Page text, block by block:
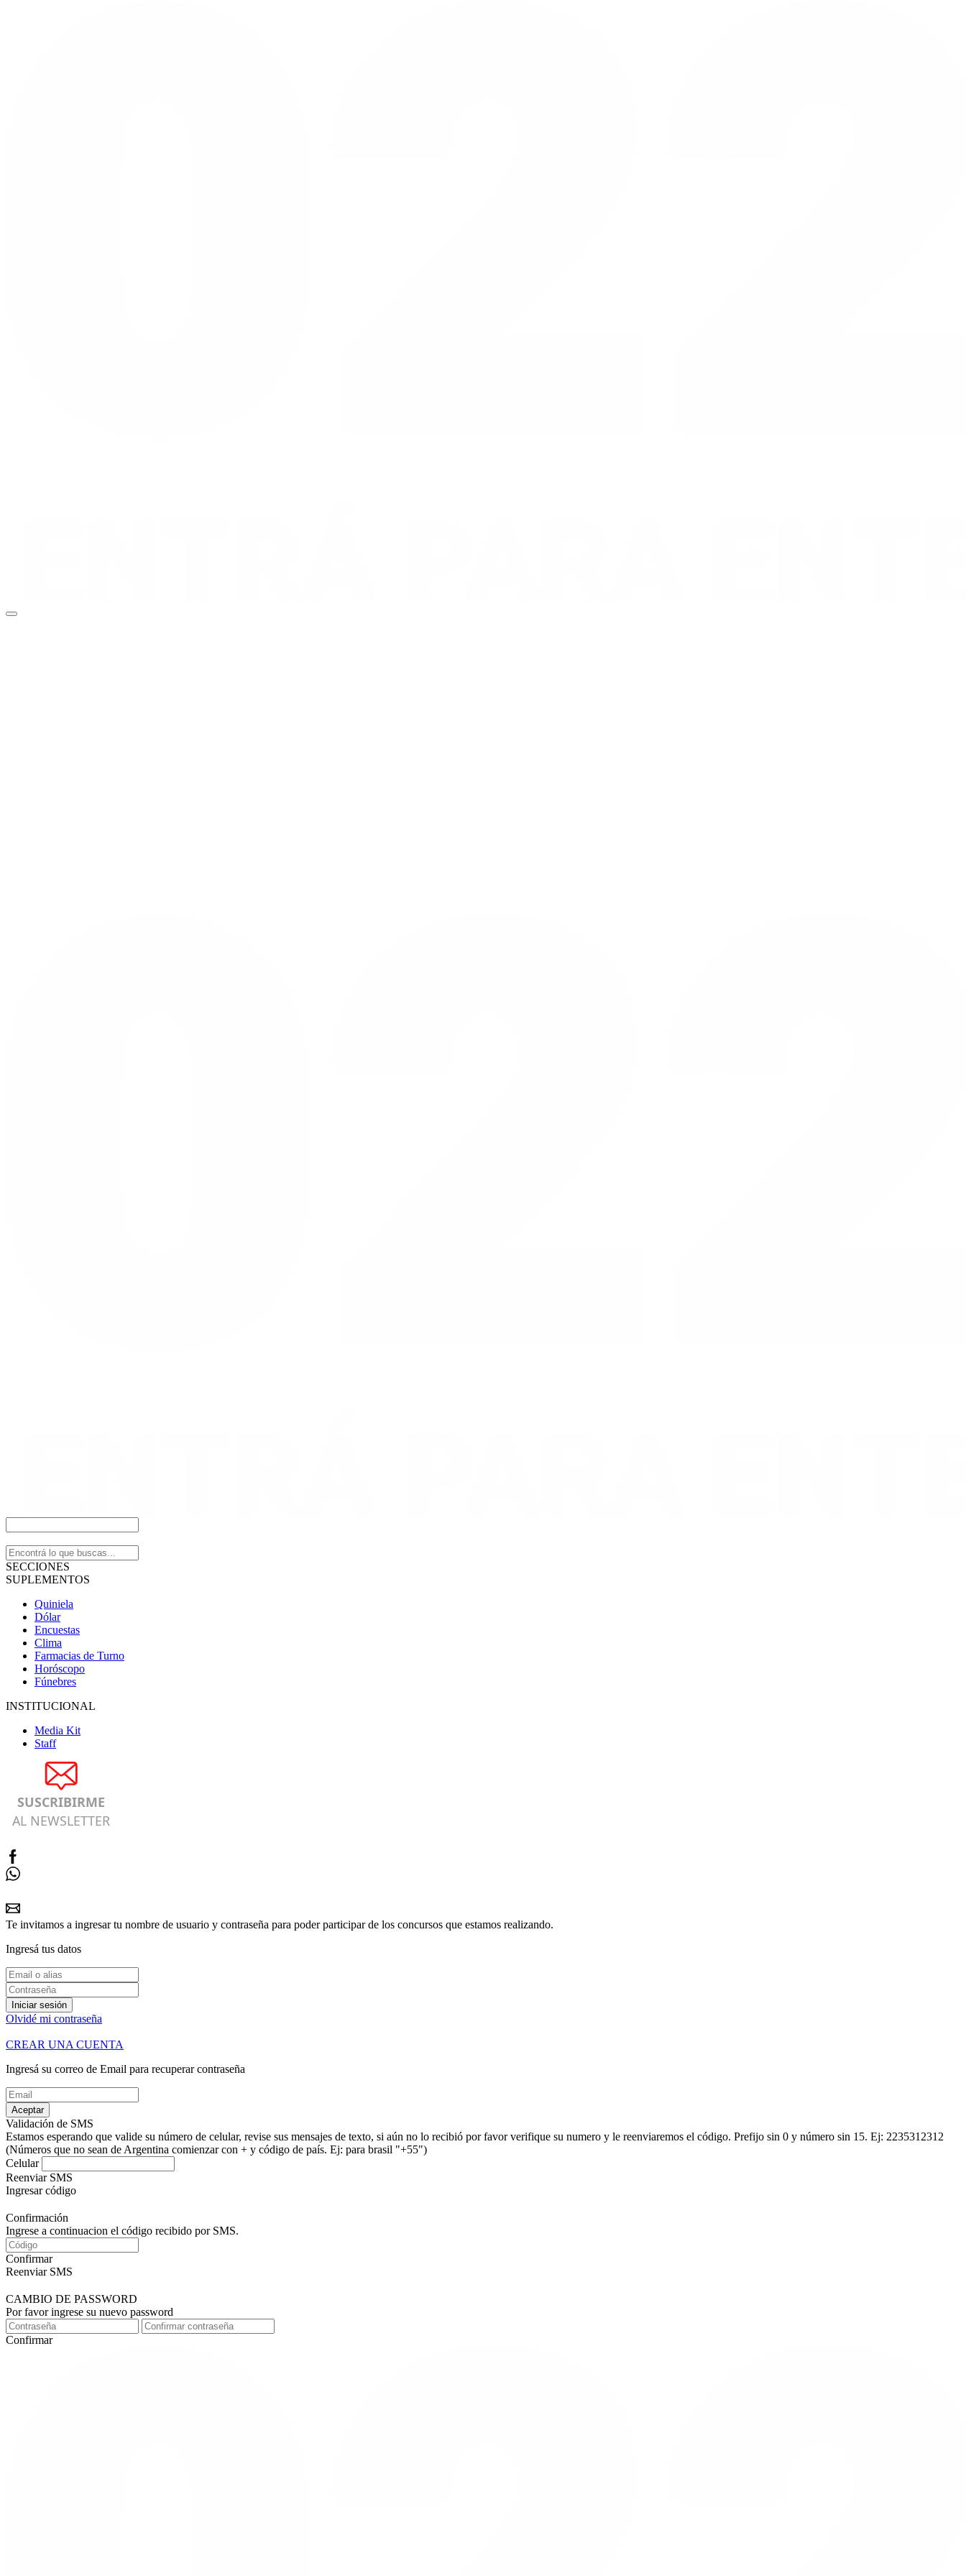
SECCIONES
SUPLEMENTOS
Quiniela
Dólar
Encuestas
Clima
Farmacias de Turno
Horóscopo
Fúnebres
INSTITUCIONAL
Media Kit
Staff
SUSCRIBIRME
AL NEWSLETTER
Te invitamos a ingresar tu nombre de usuario y contraseña para poder participar de los concursos que estamos realizando.
Ingresá tus datos
Iniciar sesión
Olvidé mi contraseña
CREAR UNA CUENTA
Ingresá su correo de Email para recuperar contraseña
Aceptar
Validación de SMS
Estamos esperando que valide su número de celular, revise sus mensajes de texto, si aún no lo recibió por favor verifique su numero y le reenviaremos el código. Prefijo sin 0 y número sin 15. Ej: 2235312312
(Números que no sean de Argentina comienzar con + y código de país. Ej: para brasil "+55")
Celular
Reenviar SMS
Ingresar código
Confirmación
Ingrese a continuacion el código recibido por SMS.
Confirmar
Reenviar SMS
CAMBIO DE PASSWORD
Por favor ingrese su nuevo password
Confirmar